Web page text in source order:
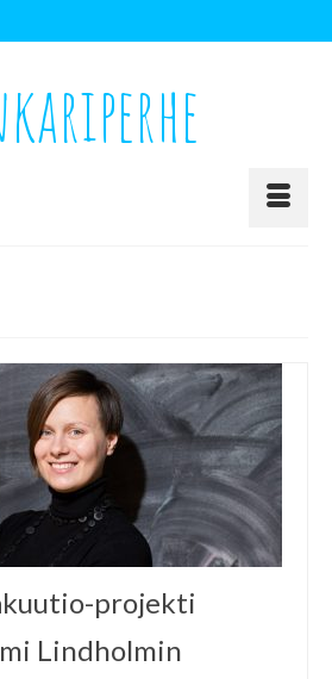
projekti
Lindholmin